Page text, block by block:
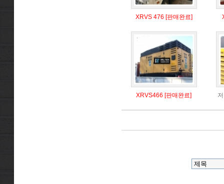
XRVS 476 [판매완료]
XRVS466 [판매완료]